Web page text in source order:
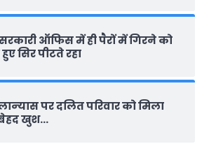
ऑफ‍िस में ही पैरों में गिरने को
सिर पीटते रहा
पर दलित परिवार को मिला
बेहद खुश…